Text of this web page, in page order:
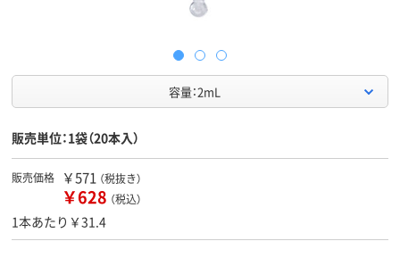
容量：2mL
販売単位：1袋（20本入）
販売価格 ￥571 （税抜き）
￥628 （税込）
1本あたり￥31.4